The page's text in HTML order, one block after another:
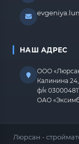
НАШ АДРЕС
ООО
Калинина 24,
ф/к
ОАО
Люрсан -